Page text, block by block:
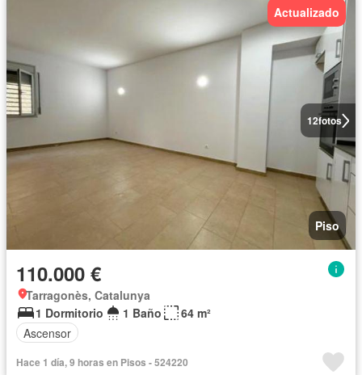
12fotos
Actualizado
Piso
110.000 €
Tarragonès, Catalunya
1 Dormitorio
1 Baño
64 m²
Ascensor
Hace 1 día, 9 horas en Pisos - 524220